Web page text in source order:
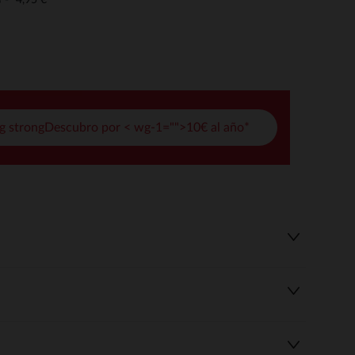
strongDescubro por < wg-1="">10€ al año*